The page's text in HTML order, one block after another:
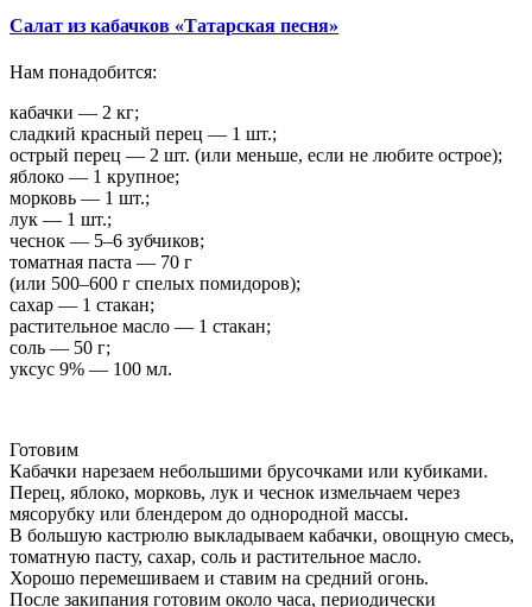
Салат из кабачков «Татарская песня»
Нам понадобится:
кабачки — 2 кг;
сладкий красный перец — 1 шт.;
острый перец — 2 шт. (или меньше, если не любите острое);
яблоко — 1 крупное;
морковь — 1 шт.;
лук — 1 шт.;
чеснок — 5–6 зубчиков;
томатная паста — 70 г
(или 500–600 г спелых помидоров);
сахар — 1 стакан;
растительное масло — 1 стакан;
соль — 50 г;
уксус 9% — 100 мл.
Готовим
Кабачки нарезаем небольшими брусочками или кубиками.
Перец, яблоко, морковь, лук и чеснок измельчаем через
мясорубку или блендером до однородной массы.
В большую кастрюлю выкладываем кабачки, овощную смесь,
томатную пасту, сахар, соль и растительное масло.
Хорошо перемешиваем и ставим на средний огонь.
После закипания готовим около часа, периодически